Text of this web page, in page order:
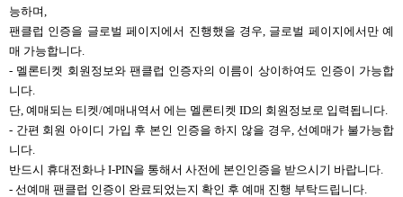
능하며,
팬클럽 인증을 글로벌 페이지에서 진행했을 경우, 글로벌 페이지에서만 예
매 가능합니다.
- 멜론티켓 회원정보와 팬클럽 인증자의 이름이 상이하여도 인증이 가능합
니다.
단, 예매되는 티켓/예매내역서 에는 멜론티켓 ID의 회원정보로 입력됩니다.
- 간편 회원 아이디 가입 후 본인 인증을 하지 않을 경우, 선예매가 불가능합
니다.
반드시 휴대전화나 I-PIN을 통해서 사전에 본인인증을 받으시기 바랍니다.
- 선예매 팬클럽 인증이 완료되었는지 확인 후 예매 진행 부탁드립니다.